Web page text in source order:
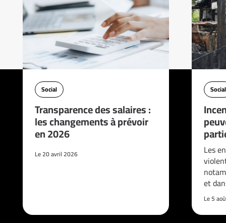
Social
Transparence des salaires :
les changements à prévoir
en 2026
Le 20 avril 2026
Social
Les
et
Le 5